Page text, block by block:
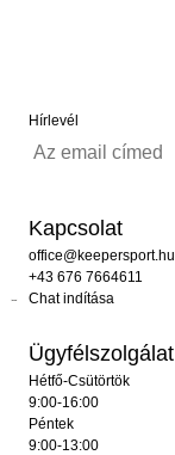
Hírlevél
Kapcsolat
office@keepersport.hu
+43 676 7664611
Chat indítása
Ügyfélszolgálat
Hétfő-Csütörtök
9:00-16:00
Péntek
9:00-13:00